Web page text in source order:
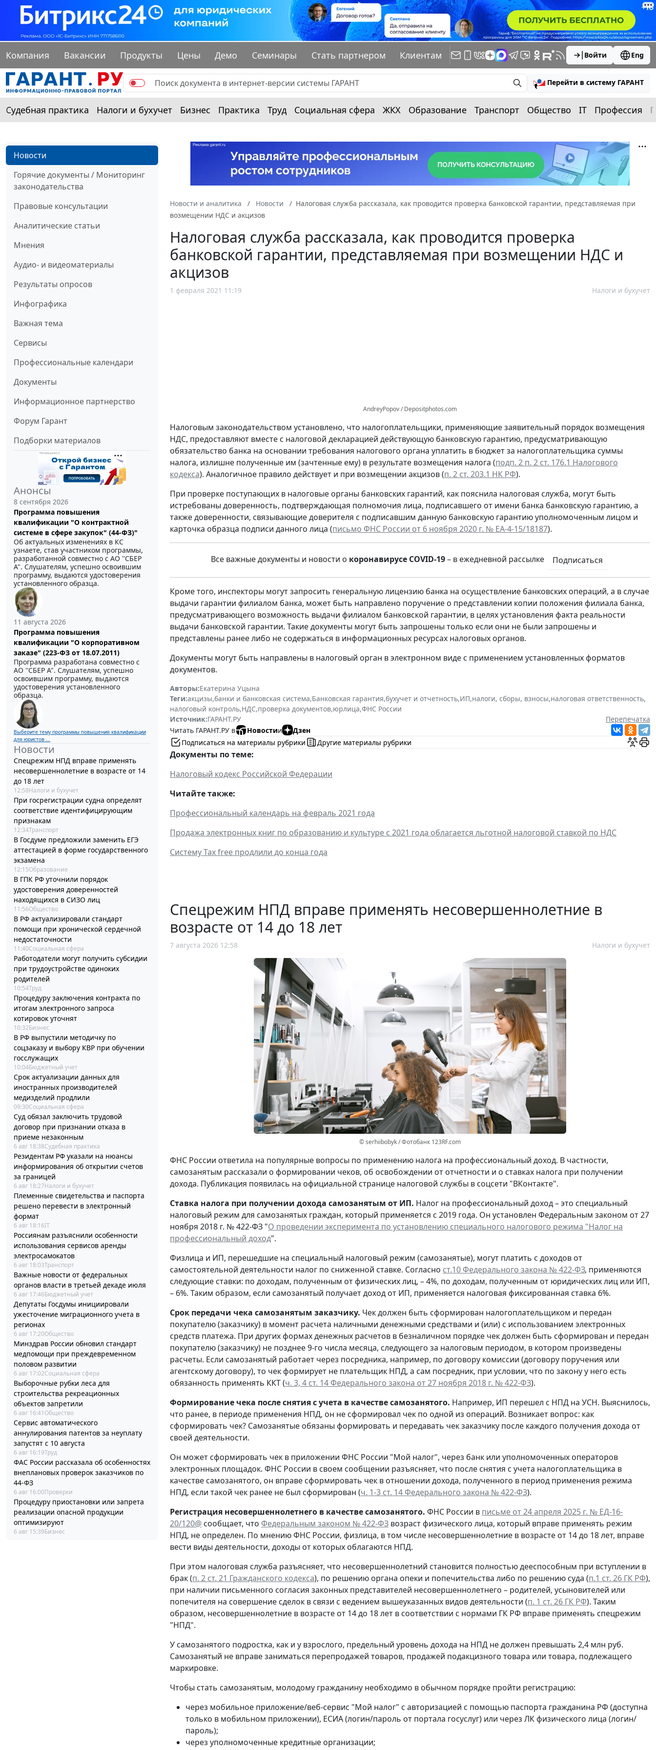
Компания Вакансии Продукты Цены Демо Семинары Стать партнером Клиентам Войти Eng
Перейти в систему ГАРАНТ
Судебная практика Налоги и бухучет Бизнес Практика Труд Социальная сфера ЖКХ Образование Транспорт Общество IT Профессия
Новости
Горячие документы / Мониторинг
законодательства
Правовые консультации
Аналитические статьи
Мнения
Аудио- и видеоматериалы
Результаты опросов
Инфографика
Важная тема
Сервисы
Профессиональные календари
Документы
Информационное партнерство
Форум Гарант
Подборки материалов
Анонсы
8 сентября 2026
Программа повышения
квалификации "О контрактной
системе в сфере закупок" (44-ФЗ)"
Об актуальных изменениях в КС
узнаете, став участником программы,
разработанной совместно с АО ''СБЕР
А". Слушателям, успешно освоившим
программу, выдаются удостоверения
установленного образца.
11 августа 2026
Программа повышения
квалификации "О корпоративном
заказе" (223-ФЗ от 18.07.2011)
Программа разработана совместно с
АО ''СБЕР А". Слушателям, успешно
освоившим программу, выдаются
удостоверения установленного
образца.
Выберите тему программы повышения квалификации
для юристов ...
Новости
Спецрежим НПД вправе применять
несовершеннолетние в возрасте от 14
до 18 лет
12:58Налоги и бухучет
При госрегистрации судна определят
соответствие идентифицирующим
признакам
12:34Транспорт
В Госдуме предложили заменить ЕГЭ
аттестацией в форме государственного
экзамена
12:15Образование
В ГПК РФ уточнили порядок
удостоверения доверенностей
находящихся в СИЗО лиц
11:56Общество
В РФ актуализировали стандарт
помощи при хронической сердечной
недостаточности
11:40Социальная сфера
Работодатели могут получить субсидии
при трудоустройстве одиноких
родителей
10:54Труд
Процедуру заключения контракта по
итогам электронного запроса
котировок уточнят
10:32Бизнес
В РФ выпустили методичку по
соцзаказу и выбору КВР при обучении
госслужащих
10:04Бюджетный учет
Срок актуализации данных для
иностранных производителей
медизделий продлили
09:30Социальная сфера
Суд обязал заключить трудовой
договор при признании отказа в
приеме незаконным
6 авг 18:38Судебная практика
Резидентам РФ указали на нюансы
информирования об открытии счетов
за границей
6 авг 18:27Налоги и бухучет
Племенные свидетельства и паспорта
решено перевести в электронный
формат
6 авг 18:16IT
Россиянам разъяснили особенности
использования сервисов аренды
электросамокатов
6 авг 18:03Транспорт
Важные новости от федеральных
органов власти в третьей декаде июля
6 авг 17:46Бюджетный учет
Депутаты Госдумы инициировали
ужесточение миграционного учета в
регионах
6 авг 17:20Общество
Минздрав России обновил стандарт
медпомощи при преждевременном
половом развитии
6 авг 17:02Социальная сфера
Выборочные рубки леса для
строительства рекреационных
объектов запретили
6 авг 16:41 Общество
Сервис автоматического
аннулирования патентов за неуплату
запустят с 10 августа
6 авг 16:19Труд
ФАС России рассказала об особенностях
внеплановых проверок заказчиков по
44-ФЗ
6 авг 16:00Проверки
Процедуру приостановки или запрета
реализации опасной продукции
оптимизируют
6 авг 15:39Бизнес
Новости и аналитика Новости
Налоговая служба рассказала, как проводится проверка банковской гарантии, представляемая при
возмещении НДС и акцизов
Налоговая служба рассказала, как проводится проверка
банковской гарантии, представляемая при возмещении НДС и
акцизов
1 февраля 2021 11:19 Налоги и бухучет
AndreyPopov / Depositphotos.com
Налоговым законодательством установлено, что налогоплательщики, применяющие заявительный порядок возмещения
НДС, предоставляют вместе с налоговой декларацией действующую банковскую гарантию, предусматривающую
обязательство банка на основании требования налогового органа уплатить в бюджет за налогоплательщика суммы
налога, излишне полученные им (зачтенные ему) в результате возмещения налога (подп. 2 п. 2 ст. 176.1 Налогового
кодекса). Аналогичное правило действует и при возмещении акцизов (п. 2 ст. 203.1 НК РФ).
При проверке поступающих в налоговые органы банковских гарантий, как пояснила налоговая служба, могут быть
истребованы доверенность, подтверждающая полномочия лица, подписавшего от имени банка банковскую гарантию, а
также доверенности, связывающие доверителя с подписавшим данную банковскую гарантию уполномоченным лицом и
карточка образца подписи данного лица (письмо ФНС России от 6 ноября 2020 г. № ЕА-4-15/18187).
Все важные документы и новости о коронавирусе COVID-19– в ежедневной рассылке Подписаться
Кроме того, инспекторы могут запросить генеральную лицензию банка на осуществление банковских операций, а в случае
выдачи гарантии филиалом банка, может быть направлено поручение о представлении копии положения филиала банка,
предусматривающего возможность выдачи филиалом банковской гарантии, в целях установления факта реальности
выдачи банковской гарантии. Такие документы могут быть запрошены только если они не были запрошены и
представлены ранее либо не содержаться в информационных ресурсах налоговых органов.
Документы могут быть направлены в налоговый орган в электронном виде с применением установленных форматов
документов.
Авторы:Екатерина Уцына
Теги:акцизы,банки и банковская система,Банковская гарантия,бухучет и отчетность,ИП,налоги, сборы, взносы,налоговая ответственность,
налоговый контроль,НДС,проверка документов,юрлица,ФНС России
Источник:ГАРАНТ.РУ
Перепечатка
Читать ГАРАНТ.РУ в
Новостии
Дзен
Подписаться на материалы рубрики
Другие материалы рубрики
Документы по теме:
Налоговый кодекс Российской Федерации
Читайте также:
Профессиональный календарь на февраль 2021 года
Продажа электронных книг по образованию и культуре с 2021 года облагается льготной налоговой ставкой по НДС
Систему Tax free продлили до конца года
Спецрежим НПД вправе применять несовершеннолетние в
возрасте от 14 до 18 лет
7 августа 2026 12:58 Налоги и бухучет
© serhiibobyk / Фотобанк 123RF.com
ФНС России ответила на популярные вопросы по применению налога на профессиональный доход. В частности,
самозанятым рассказали о формировании чеков, об освобождении от отчетности и о ставках налога при получении
дохода. Публикация появилась на официальной странице налоговой службы в соцсети "ВКонтакте".
Ставка налога при получении дохода самозанятым от ИП. Налог на профессиональный доход – это специальный
налоговый режим для самозанятых граждан, который применяется с 2019 года. Он установлен Федеральным законом от 27
ноября 2018 г. № 422-ФЗ "О проведении эксперимента по установлению специального налогового режима "Налог на
профессиональный доход".
Физлица и ИП, перешедшие на специальный налоговый режим (самозанятые), могут платить с доходов от
самостоятельной деятельности налог по сниженной ставке. Согласно ст.10 Федерального закона № 422-ФЗ, применяются
следующие ставки: по доходам, полученным от физических лиц, – 4%, по доходам, полученным от юридических лиц или ИП,
– 6%. Таким образом, если самозанятый получает доход от ИП, применяется налоговая фиксированная ставка 6%.
Срок передачи чека самозанятым заказчику. Чек должен быть сформирован налогоплательщиком и передан
покупателю (заказчику) в момент расчета наличными денежными средствами и (или) с использованием электронных
средств платежа. При других формах денежных расчетов в безналичном порядке чек должен быть сформирован и передан
покупателю (заказчику) не позднее 9-го числа месяца, следующего за налоговым периодом, в котором произведены
расчеты. Если самозанятый работает через посредника, например, по договору комиссии (договору поручения или
агентскому договору), то чек формирует не плательщик НПД, а сам посредник, при условии, что по закону у него есть
обязанность применять ККТ (ч. 3, 4 ст. 14 Федерального закона от 27 ноября 2018 г. № 422-ФЗ).
Формирование чека после снятия с учета в качестве самозанятого. Например, ИП перешел с НПД на УСН. Выяснилось,
что ранее, в периоде применения НПД, он не сформировал чек по одной из операций. Возникает вопрос: как
сформировать чек? Самозанятые обязаны формировать и передавать чек заказчику после каждого получения дохода от
своей деятельности.
Он может сформировать чек в приложении ФНС России "Мой налог", через банк или уполномоченных операторов
электронных площадок. ФНС России в своем сообщении разъясняет, что после снятия с учета налогоплательщика в
качестве самозанятого, он вправе сформировать чек в отношении дохода, полученного в период применения режима
НПД, если такой чек ранее не был сформирован (ч. 1-3 ст. 14 Федерального закона № 422-ФЗ).
Регистрация несовершеннолетнего в качестве самозанятого. ФНС России в письме от 24 апреля 2025 г. № ЕД-16-
20/120@ сообщает, что Федеральным законом № 422-ФЗ возраст физического лица, который вправе применять режим
НПД, не определен. По мнению ФНС России, физлица, в том числе несовершеннолетние в возрасте от 14 до 18 лет, вправе
вести виды деятельности, доходы от которых облагаются НПД.
При этом налоговая служба разъясняет, что несовершеннолетний становится полностью дееспособным при вступлении в
брак (п. 2 ст. 21 Гражданского кодекса), по решению органа опеки и попечительства либо по решению суда (п.1 ст. 26 ГК РФ),
при наличии письменного согласия законных представителей несовершеннолетнего – родителей, усыновителей или
попечителя на совершение сделок в связи с ведением вышеуказанных видов деятельности (п. 1 ст. 26 ГК РФ). Таким
образом, несовершеннолетние в возрасте от 14 до 18 лет в соответствии с нормами ГК РФ вправе применять спецрежим
"НПД".
У самозанятого подростка, как и у взрослого, предельный уровень дохода на НПД не должен превышать 2,4 млн руб.
Самозанятый не вправе заниматься перепродажей товаров, продажей подакцизного товара или товара, подлежащего
маркировке.
Чтобы стать самозанятым, молодому гражданину необходимо в обычном порядке пройти регистрацию:
через мобильное приложение/веб-сервис "Мой налог" с авторизацией с помощью паспорта гражданина РФ (доступна
только в мобильном приложении), ЕСИА (логин/пароль от портала госуслуг) или через ЛК физического лица (логин/
пароль);
через уполномоченные кредитные организации;